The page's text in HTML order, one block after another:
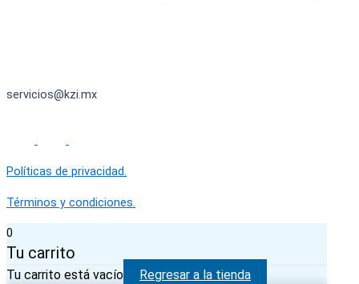
servicios@kzi.mx
Políticas de privacidad.
Términos y condiciones.
0
Tu carrito
Tu carrito está vacío Regresar a la tienda